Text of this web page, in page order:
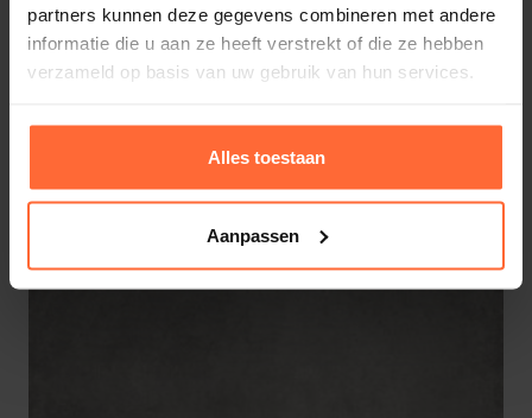
partners kunnen deze gegevens combineren met andere
informatie die u aan ze heeft verstrekt of die ze hebben
verzameld op basis van uw gebruik van hun services.
Alles toestaan
Aanpassen
Kleur: Taupe
Materiaal: Keramische tegel
Uitstraling: Travetin look
0x60x2 cm
Costa Bianca 60×60 cm
79,95 ca. 4 weken